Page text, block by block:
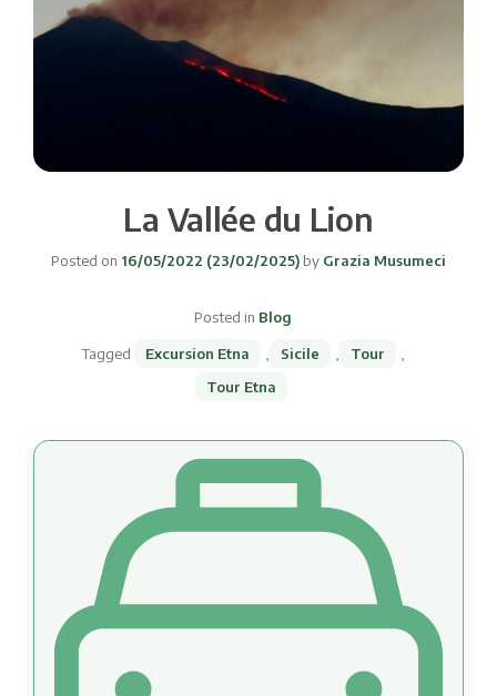
La Vallée du Lion
Posted on 16/05/2022 (23/02/2025) by Grazia Musumeci
Posted in Blog
Tagged Excursion Etna Sicile Tour
Tour Etna